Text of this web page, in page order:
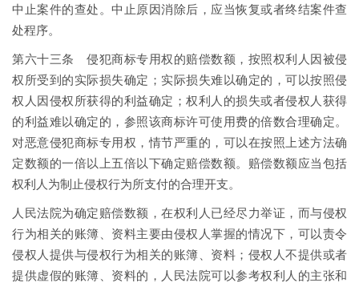
中止案件的查处。中止原因消除后，应当恢复或者终结案件查
处程序。
第六十三条 侵犯商标专用权的赔偿数额，按照权利人因被侵
权所受到的实际损失确定；实际损失难以确定的，可以按照侵
权人因侵权所获得的利益确定；权利人的损失或者侵权人获得
的利益难以确定的，参照该商标许可使用费的倍数合理确定。
对恶意侵犯商标专用权，情节严重的，可以在按照上述方法确
定数额的一倍以上五倍以下确定赔偿数额。赔偿数额应当包括
权利人为制止侵权行为所支付的合理开支。
人民法院为确定赔偿数额，在权利人已经尽力举证，而与侵权
行为相关的账簿、资料主要由侵权人掌握的情况下，可以责令
侵权人提供与侵权行为相关的账簿、资料；侵权人不提供或者
提供虚假的账簿、资料的，人民法院可以参考权利人的主张和